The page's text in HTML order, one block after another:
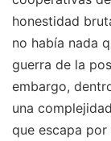
honestidad
no había nada
guerra de la
embargo,
una
que escapa